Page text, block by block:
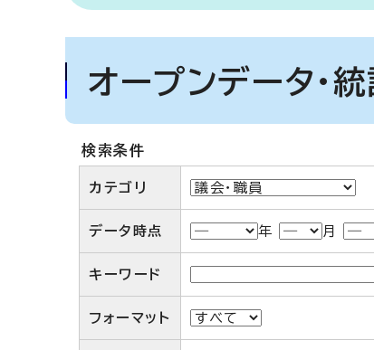
オープンデータ・
検索条件
カテゴリ
データ時点 年 月
キーワード
フォーマット